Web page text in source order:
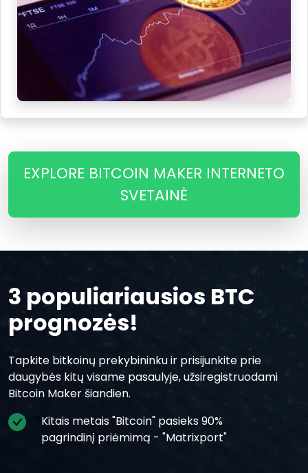
EXPLORE BITCOIN MAKER INTERNETO
SVETAINĖ
3 populiariausios BTC
prognozės!
Tapkite bitkoinų prekybininku ir prisijunkite prie
daugybės kitų visame pasaulyje, užsiregistruodami
Bitcoin Maker šiandien.
Kitais metais "Bitcoin" pasieks 90%
pagrindinį priėmimą - "Matrixport"